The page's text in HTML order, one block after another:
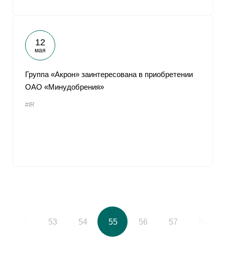
12
мая
Группа «Акрон» заинтересована в приобретении
ОАО «Минудобрения»
#IR
53 54 55 56 57